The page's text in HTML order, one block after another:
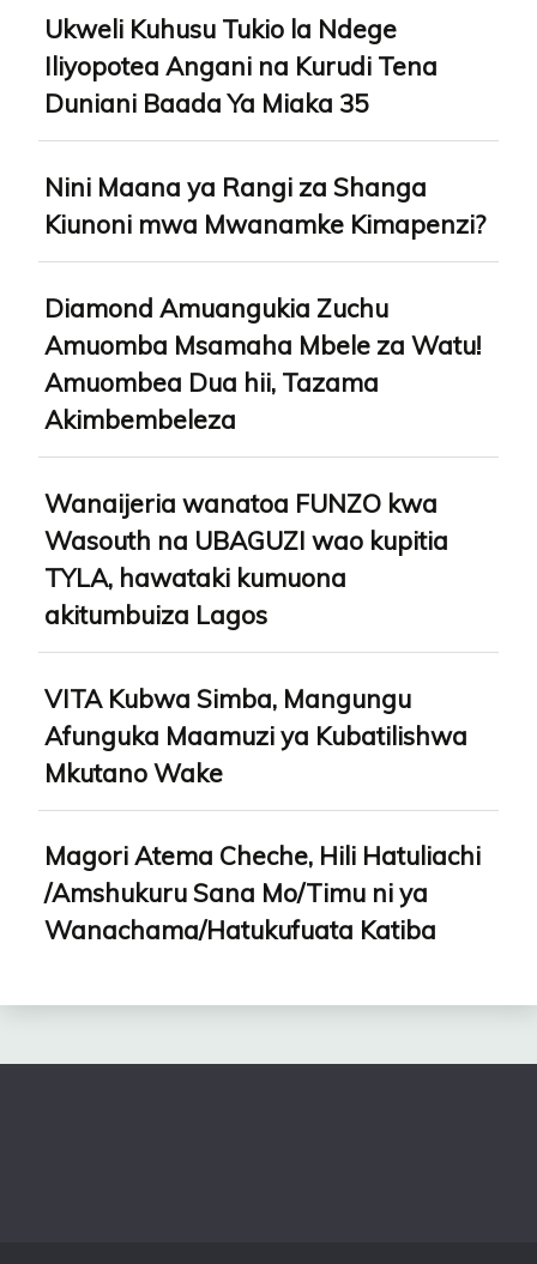
Ukweli Kuhusu Tukio la Ndege
Iliyopotea Angani na Kurudi Tena
Duniani Baada Ya Miaka 35
Nini Maana ya Rangi za Shanga
Kiunoni mwa Mwanamke Kimapenzi?
Diamond Amuangukia Zuchu
Amuomba Msamaha Mbele za Watu!
Amuombea Dua hii, Tazama
Akimbembeleza
Wanaijeria wanatoa FUNZO kwa
Wasouth na UBAGUZI wao kupitia
TYLA, hawataki kumuona
akitumbuiza Lagos
VITA Kubwa Simba, Mangungu
Afunguka Maamuzi ya Kubatilishwa
Mkutano Wake
Magori Atema Cheche, Hili Hatuliachi
/Amshukuru Sana Mo/Timu ni ya
Wanachama/Hatukufuata Katiba